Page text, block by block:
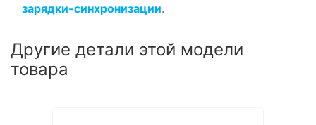
зарядки-синхронизации.
Другие детали этой модели
товара